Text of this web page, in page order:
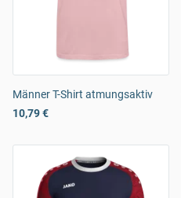
Männer T-Shirt atmungsaktiv
10,79 €